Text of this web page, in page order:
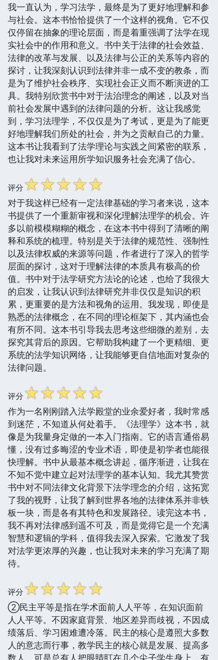
我一直认为，学习法学，最终是为了更好地理解和参
与社会。这本书恰恰提供了一个这样的视角。它不仅
仅停留在抽象的理论层面，而是着重强调了法学在现
实社会中的作用和意义。书中关于法律的社会效益、
法律的改革与发展、以及法律与公正的关系等内容的
探讨，让我深刻认识到法律并非一成不变的教条，而
是为了维护社会秩序、实现社会正义而不断演进的工
具。我特别欣赏书中对于法治理念的阐述，以及对当
前社会发展中遇到的法律问题的分析。这让我感觉
到，学习法理学，不仅仅是为了考试，更是为了能更
好地理解我们所处的社会，并为之贡献自己的力量。
这本书让我看到了法学理论与实践之间紧密的联系，
也让我对未来运用所学知识服务社会充满了信心。
评分☆☆☆☆☆
对于我这样已经有一定法律基础的学习者来说，这本
书提供了一个重新审视和深化理解法理学的机会。许
多以前模模糊糊的概念，在这本书中得到了清晰的阐
释和系统的梳理。特别是关于法律的规范性、强制性
以及法律权威的来源等问题，作者进行了深入的哲学
层面的探讨，这对于理解法律的本质具有极高的价
值。书中对于法学研究方法论的论述，也给了我很大
的启发，让我认识到法律研究并非仅仅是知识的积
累，更重要的是方法和视角的运用。我发现，即使是
熟悉的法律概念，在不同的理论框架下，其内涵也会
有所不同。这本书引导我去思考这些细微的差别，去
探究其背后的原因。它帮助我构建了一个更精细、更
系统的法学知识网络，让我能够更自信地面对复杂的
法律问题。
评分☆☆☆☆☆
作为一名刚刚踏入法学殿堂的业余爱好者，我时常感
到迷茫，不知道从何处着手。《法理学》这本书，就
像是为我量身定做的一本入门指南。它的语言通俗易
懂，没有过多晦涩的专业术语，即使是初学者也能很
快理解。书中从最基本概念讲起，循序渐进，让我在
不知不觉中建立起对法理学的基本认知。我尤其赞赏
书中对不同法律文化背景下法学理念的介绍，这拓宽
了我的视野，让我了解到世界各地的法律体系并非铁
板一块，而是各有其特色和发展路径。读完这本书，
我不再对法律感到遥不可及，而是觉得它是一个充满
智慧和逻辑的学科，值得我去深入探索。它激发了我
对法学更浓厚的兴趣，也让我对未来的学习充满了期
待。
评分☆☆☆☆☆
②民主平等是指在学术面前人人平等，在知识面前
人人平等。不因家庭背景、地区差异而歧视，不因成
绩落后、学习困难遭冷落。民主的核心是遵照大多数
人的意志而行事，教学民主的核心就是发展、提高多
数人。可是总有人把眼睛盯在几个尖子学生身上，有